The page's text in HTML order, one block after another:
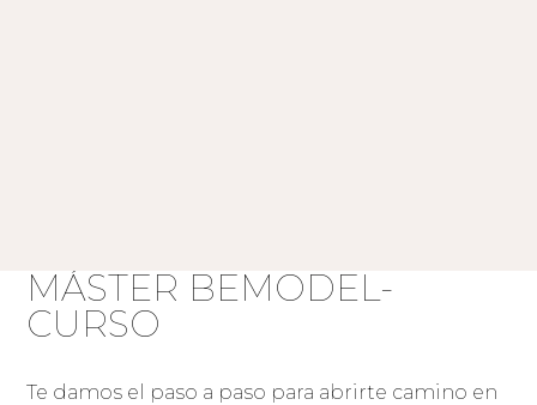
MÁSTER BEMODEL-
CURSO
Te damos el paso a paso para abrirte camino en